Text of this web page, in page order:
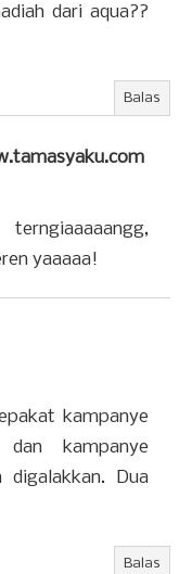
dari aqua??
Balas
yaaaaa!
kampanye
kampanye
Dua
Balas